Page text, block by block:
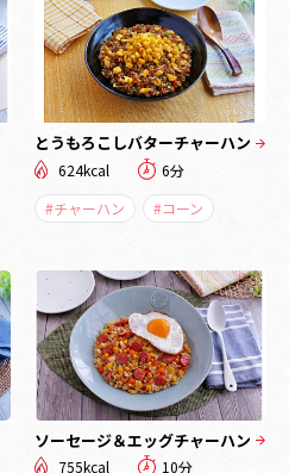
とうもろこしバターチャーハン
624kcal
6分
#チャーハン
#コーン
ソーセージ＆エッグチャーハン
755kcal
10分